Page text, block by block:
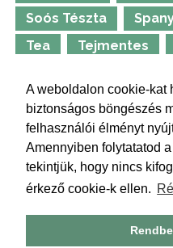
A weboldalon cookie-kat
biztonságos böngészés
felhasználói élményt
Amennyiben folytatatod
tekintjük, hogy nincs
érkező cookie-k ellen.
Soós Tészta
Tea
Tejmentes
Ünnepi ételek
Kapcsolat Impresszum
Adatkezelési tájékoztató
A weboldalon található képek,
előzetes írásos engedéllyel
weboldal tartalmát akár nyílt, akár